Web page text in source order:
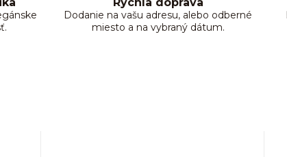
Rýchla doprava
Dodanie na vašu adresu, alebo odberné
miesto a na vybraný dátum.